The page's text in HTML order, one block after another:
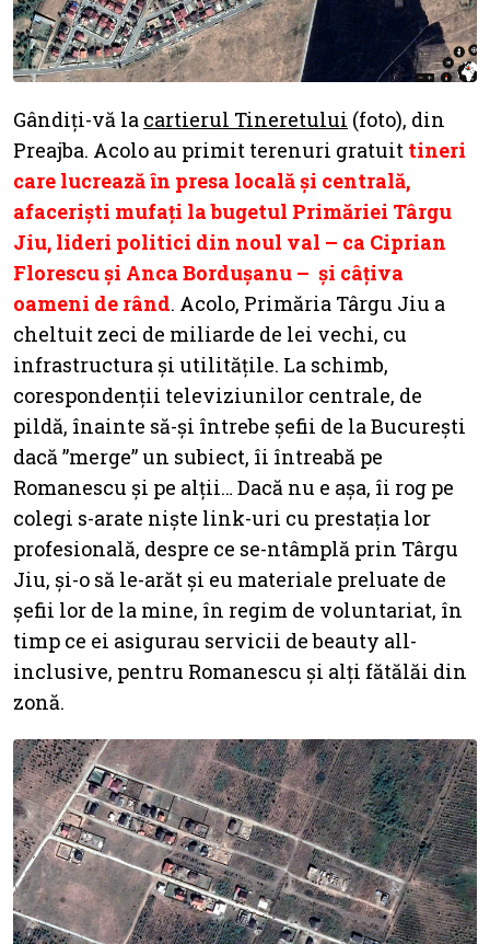
Gândiți-vă la cartierul Tineretului (foto), din
Preajba. Acolo au primit terenuri gratuit tineri
care lucrează în presa locală și centrală,
afaceriști mufați la bugetul Primăriei Târgu
Jiu, lideri politici din noul val – ca Ciprian
Florescu și Anca Bordușanu – și câțiva
oameni de rând. Acolo, Primăria Târgu Jiu a
cheltuit zeci de miliarde de lei vechi, cu
infrastructura și utilitățile. La schimb,
corespondenții televiziunilor centrale, de
pildă, înainte să-și întrebe șefii de la București
dacă ”merge” un subiect, îi întreabă pe
Romanescu și pe alții… Dacă nu e așa, îi rog pe
colegi s-arate niște link-uri cu prestația lor
profesională, despre ce se-ntâmplă prin Târgu
Jiu, și-o să le-arăt și eu materiale preluate de
șefii lor de la mine, în regim de voluntariat, în
timp ce ei asigurau servicii de beauty all-
inclusive, pentru Romanescu și alți fătălăi din
zonă.